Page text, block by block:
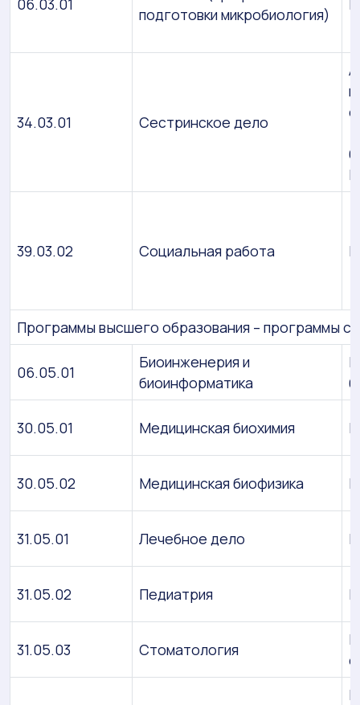
06.03.01
подготовки микробиология)
34.03.01 Сестринское дело
39.03.02 Социальная работа
Программы высшего образования – программы
06.05.01
Биоинженерия и
биоинформатика
30.05.01 Медицинская биохимия
30.05.02 Медицинская биофизика
31.05.01 Лечебное дело
31.05.02 Педиатрия
31.05.03 Стоматология